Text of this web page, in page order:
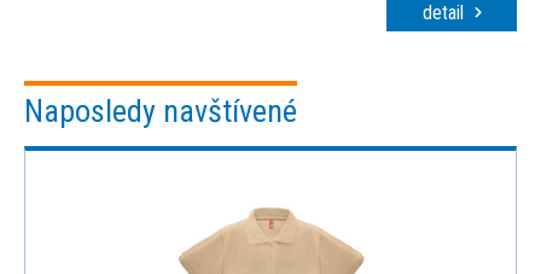
detail
Naposledy navštívené